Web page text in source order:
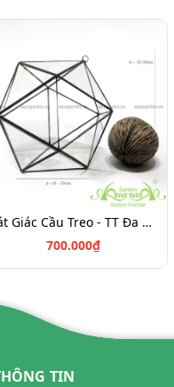
Bát Giác Cầu Treo - TT Đa Giác
700.000₫
TIN